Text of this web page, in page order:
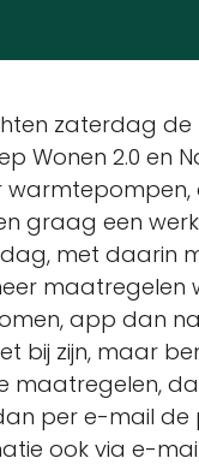
zaterdag
Wonen 2.0 en
graag een
met daarin
maatregelen
app dan
bij zijn, maar
maatregelen,
per e-mail
ook via e-